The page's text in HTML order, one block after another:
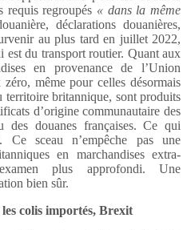
requis regroupés « dans la même
déclarations douanières,
au plus tard en juillet 2022,
du transport routier. Quant aux
en provenance de l’Union
même pour celles désormais
territoire britannique, sont produits
d’origine communautaire des
des douanes françaises. Ce qui
Ce sceau n’empêche pas une
en marchandises extra-
plus approfondi. Une
bien sûr.
colis importés, Brexit